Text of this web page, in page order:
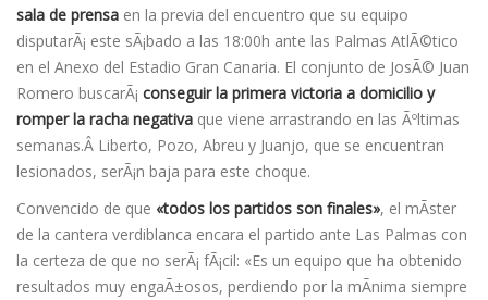
sala de prensa en la previa del encuentro que su equipo
disputarÃ¡ este sÃ¡bado a las 18:00h ante las Palmas AtlÃ©tico
en el Anexo del Estadio Gran Canaria. El conjunto de JosÃ© Juan
Romero buscarÃ¡ conseguir la primera victoria a domicilio y
romper la racha negativa que viene arrastrando en las Ãºltimas
semanas.Â Liberto, Pozo, Abreu y Juanjo, que se encuentran
lesionados, serÃ¡n baja para este choque.
Convencido de que «todos los partidos son finales», el mÃ­ster
de la cantera verdiblanca encara el partido ante Las Palmas con
la certeza de que no serÃ¡ fÃ¡cil: «Es un equipo que ha obtenido
resultados muy engaÃ±osos, perdiendo por la mÃ­nima siempre